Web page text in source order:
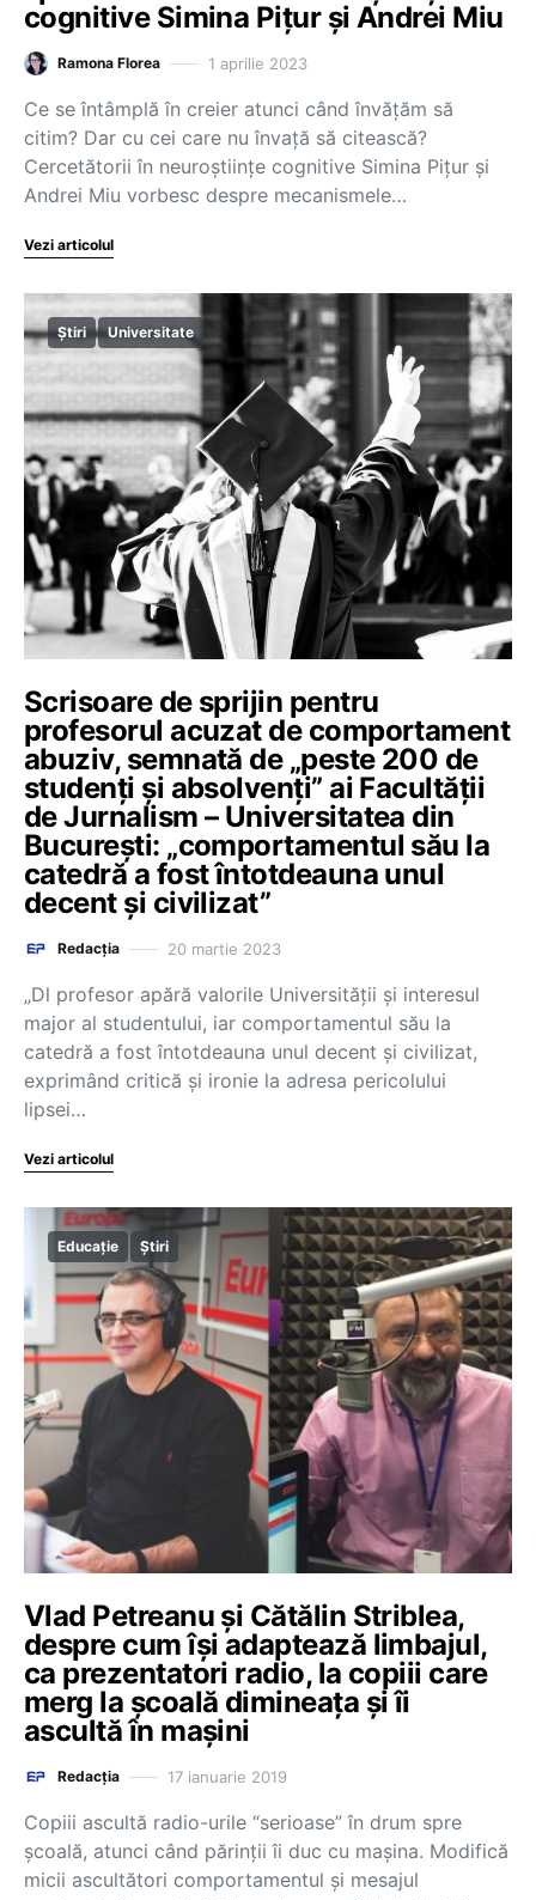
cognitive Simina Pițur și Andrei Miu
Ramona Florea 1 aprilie 2023
Ce se întâmplă în creier atunci când învățăm să
citim? Dar cu cei care nu învață să citească?
Cercetătorii în neuroștiințe cognitive Simina Pițur și
Andrei Miu vorbesc despre mecanismele…
Vezi articolul
Știri Universitate
Scrisoare de sprijin pentru
profesorul acuzat de comportament
abuziv, semnată de „peste 200 de
studenți și absolvenți” ai Facultății
de Jurnalism – Universitatea din
București: „comportamentul său la
catedră a fost întotdeauna unul
decent și civilizat”
Redacția 20 martie 2023
„Dl profesor apără valorile Universității și interesul
major al studentului, iar comportamentul său la
catedră a fost întotdeauna unul decent și civilizat,
exprimând critică și ironie la adresa pericolului
lipsei…
Vezi articolul
Educație Știri
Vlad Petreanu și Cătălin Striblea,
despre cum își adaptează limbajul,
ca prezentatori radio, la copiii care
merg la școală dimineața și îi
ascultă în mașini
Redacția 17 ianuarie 2019
Copiii ascultă radio-urile “serioase” în drum spre
școală, atunci când părinții îi duc cu mașina. Modifică
micii ascultători comportamentul și mesajul